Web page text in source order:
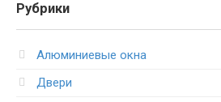
Рубрики
Алюминиевые окна
Двери